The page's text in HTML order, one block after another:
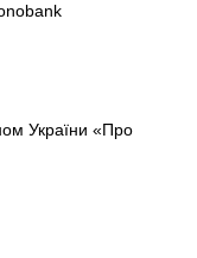
України «Про